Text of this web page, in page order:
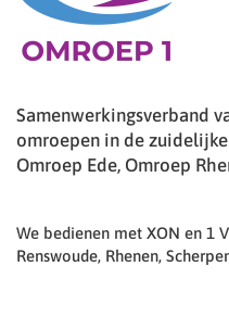
Samenwerkingsverband
omroepen in de
Omroep Ede, Omroep
We bedienen met XON en 1
Renswoude, Rhenen,